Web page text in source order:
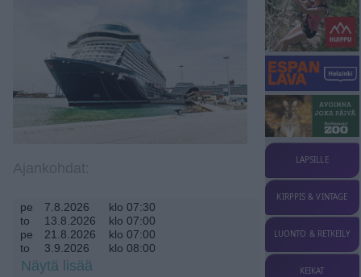
pe 7.8.2026
klo 07:30
to
13.8.2026
klo 07:00
pe
21.8.2026
klo 07:00
to
3.9.2026
klo 08:00
ti
24.11.2026
Näytä lisää
LAPSILLE
KIRPPIS & VINTAGE
LUONTO & RETKEILY
KEIKAT